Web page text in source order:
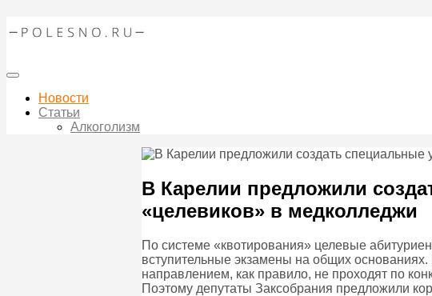
Новости
Статьи
Алкоголизм
В Карелии предложили
«целевиков» в медколледжи
По системе «квотирования» целевые
вступительные экзамены на общих
направлением, как правило, не проходят по
Поэтому депутаты Заксобрания предложили